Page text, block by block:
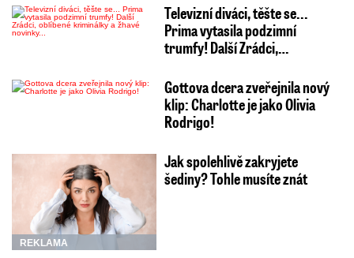
Televizní diváci, těšte se...
Prima vytasila podzimní
trumfy! Další Zrádci,…
Gottova dcera zveřejnila nový
klip: Charlotte je jako Olivia
Rodrigo!
REKLAMA
Jak spolehlivě zakryjete
šediny? Tohle musíte znát